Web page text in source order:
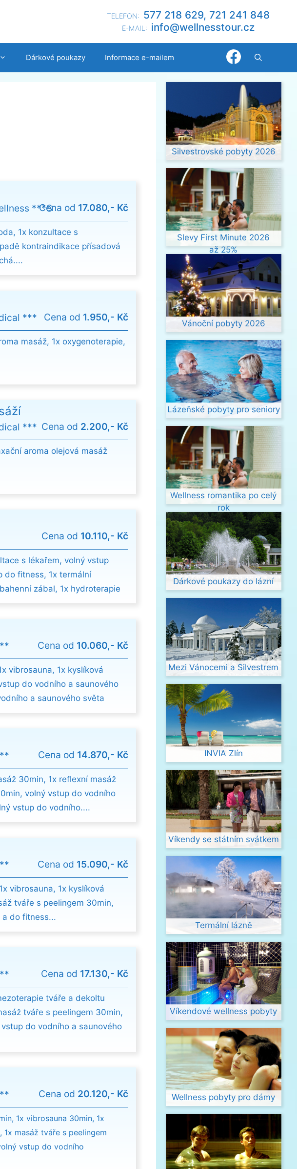
TELEFON: 577 218 629, 721 241 848
E-MAIL: zc.ru
otsse
nllew
@ofni
Dárkové poukazy Informace e-mailem
***S
1x konzultace s
kontraindikace přísadová
Cena od 17.080,- Kč
***
masáž, 1x oxygenoterapie,
Cena od 1.950,- Kč
***
aroma olejová masáž
Cena od 2.200,- Kč
s lékařem, volný vstup
do fitness, 1x termální
zábal, 1x hydroterapie
Cena od 10.110,- Kč
vibrosauna, 1x kyslíková
do vodního a saunového
a saunového světa
Cena od 10.060,- Kč
30min, 1x reflexní masáž
volný vstup do vodního
vstup do vodního....
Cena od 14.870,- Kč
vibrosauna, 1x kyslíková
tváře s peelingem 30min,
do fitness...
Cena od 15.090,- Kč
tváře a dekoltu
tváře s peelingem 30min,
do vodního a saunového
Cena od 17.130,- Kč
1x vibrosauna 30min, 1x
masáž tváře s peelingem
vstup do vodního
Cena od 20.120,- Kč
Silvestrovské pobyty 2026
Slevy First Minute 2026
až 25%
Vánoční pobyty 2026
Lázeňské pobyty pro seniory
Wellness romantika po celý
rok
Dárkové poukazy do lázní
Mezi Vánocemi a Silvestrem
INVIA Zlín
Víkendy se státním svátkem
Termální lázně
Víkendové wellness pobyty
Wellness pobyty pro dámy